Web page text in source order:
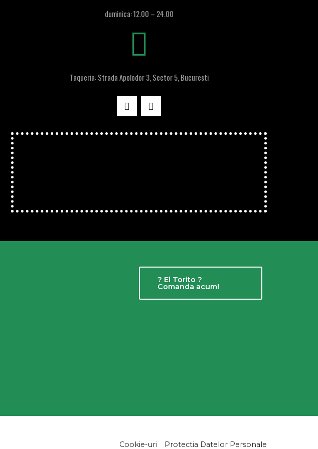
duminica: 12.00 – 24.00
Taqueria: Strada Apolodor 3, Sector 5, Bucuresti
? El Torito ?
Comanda acum!
Cookie-uri Protectia Datelor Personale